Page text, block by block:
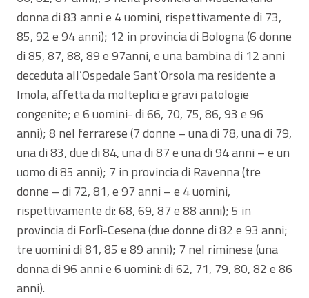
donna di 83 anni e 4 uomini, rispettivamente di 73,
85, 92 e 94 anni); 12 in provincia di Bologna (6 donne
di 85, 87, 88, 89 e 97anni, e una bambina di 12 anni
deceduta all’Ospedale Sant’Orsola ma residente a
Imola, affetta da molteplici e gravi patologie
congenite; e 6 uomini- di 66, 70, 75, 86, 93 e 96
anni); 8 nel ferrarese (7 donne – una di 78, una di 79,
una di 83, due di 84, una di 87 e una di 94 anni – e un
uomo di 85 anni); 7 in provincia di Ravenna (tre
donne – di 72, 81, e 97 anni – e 4 uomini,
rispettivamente di: 68, 69, 87 e 88 anni); 5 in
provincia di Forlì-Cesena (due donne di 82 e 93 anni;
tre uomini di 81, 85 e 89 anni); 7 nel riminese (una
donna di 96 anni e 6 uomini: di 62, 71, 79, 80, 82 e 86
anni).